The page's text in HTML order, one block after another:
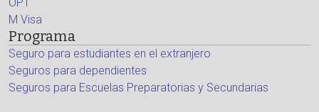
M Visa
Programa
Seguro para estudiantes en el extranjero
Seguros para dependientes
Seguros para Escuelas Preparatorias y Secundarias